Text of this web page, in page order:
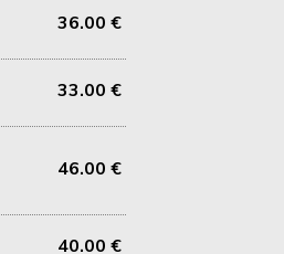
36.00 €
33.00 €
46.00 €
40.00 €